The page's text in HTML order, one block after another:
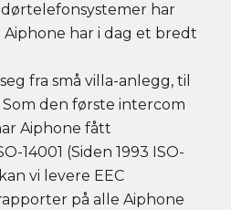
har
Aiphone har i dag et bredt
fra små villa-anlegg, til
den første intercom
Aiphone fått
14001 (Siden 1993 ISO-
vi levere EEC
på alle Aiphone